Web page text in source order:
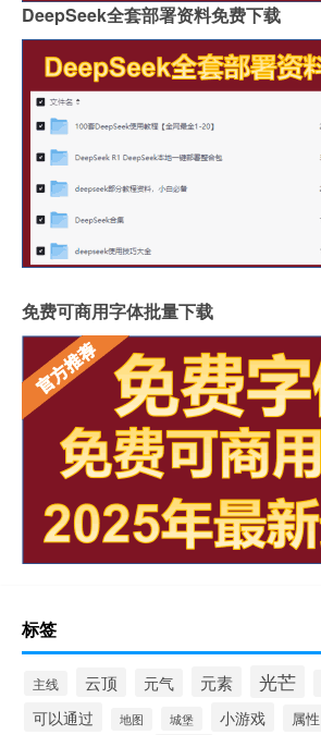
DeepSeek全套部署资料免费下载
免费可商用字体批量下载
标签
主线 云顶 元气 元素 光芒
可以通过 地图 城堡 小游戏 属性